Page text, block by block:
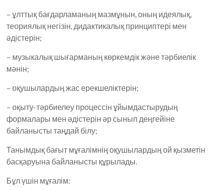
– ұлттық бағдарламаның мазмұнын, оның идеялық,
теориялық негізін, дидактикалық принциптері мен
әдістерін;
– музыкалық шығарманың көркемдік және тәрбиелік
мәнін;
– оқушылардың жас ерекшеліктерін;
– оқыту-тәрбиелеу процессін ұйымдастырудың
формалары мен әдістерін әр сынып деңгейіне
байланысты таңдай білу;
Танымдық бағыт мұғалімнің оқушылардың ой қызметін
басқаруына байланысты құрылады.
Бұл үшін мұғалім: